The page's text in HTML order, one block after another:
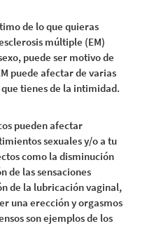
de lo que quieras
múltiple (EM)
puede ser motivo de
puede afectar de varias
tienes de la intimidad.
pueden afectar
sexuales y/o a tu
como la disminución
de las sensaciones
de la lubricación vaginal,
una erección y orgasmos
son ejemplos de los